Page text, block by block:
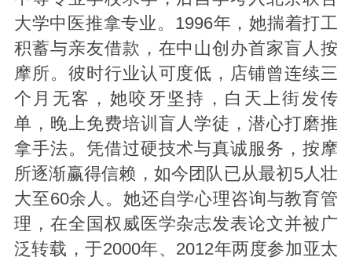
大学中医推拿专业。1996年，她揣着打工
积蓄与亲友借款，在中山创办首家盲人按
摩所。彼时行业认可度低，店铺曾连续三
个月无客，她咬牙坚持，白天上街发传
单，晚上免费培训盲人学徒，潜心打磨推
拿手法。凭借过硬技术与真诚服务，按摩
所逐渐赢得信赖，如今团队已从最初5人壮
大至60余人。她还自学心理咨询与教育管
理，在全国权威医学杂志发表论文并被广
泛转载，于2000年、2012年两度参加亚太